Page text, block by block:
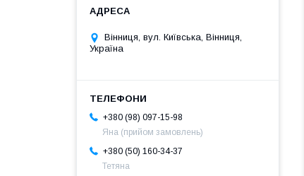
Вінниця, вул. Київська, Вінниця,
Україна
+380 (98) 097-15-98
Яна (прийом замовлень)
+380 (50) 160-34-37
Тетяна